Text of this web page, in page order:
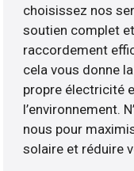
choisissez nos
soutien complet
raccordement
cela vous donne
propre électricité
l’environnement.
nous pour
solaire et réduire